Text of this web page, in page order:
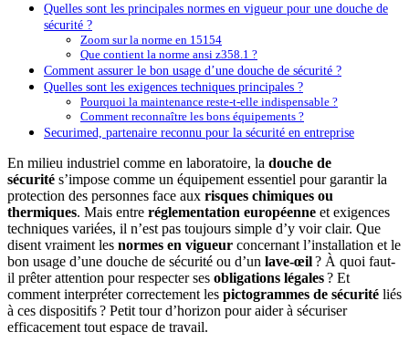
Quelles sont les principales normes en vigueur pour une douche de
sécurité ?
Zoom sur la norme en 15154
Que contient la norme ansi z358.1 ?
Comment assurer le bon usage d’une douche de sécurité ?
Quelles sont les exigences techniques principales ?
Pourquoi la maintenance reste-t-elle indispensable ?
Comment reconnaître les bons équipements ?
Securimed, partenaire reconnu pour la sécurité en entreprise
En milieu industriel comme en laboratoire, la douche de
sécurité s’impose comme un équipement essentiel pour garantir la
protection des personnes face aux risques chimiques ou
thermiques. Mais entre réglementation européenne et exigences
techniques variées, il n’est pas toujours simple d’y voir clair. Que
disent vraiment les normes en vigueur concernant l’installation et le
bon usage d’une douche de sécurité ou d’un lave-œil? À quoi faut-
il prêter attention pour respecter ses obligations légales? Et
comment interpréter correctement les pictogrammes de sécurité liés
à ces dispositifs ? Petit tour d’horizon pour aider à sécuriser
efficacement tout espace de travail.